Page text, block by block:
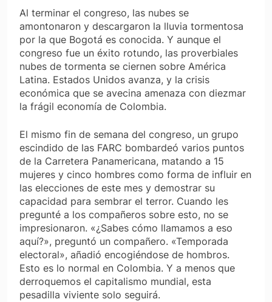
Al terminar el congreso, las nubes se
amontonaron y descargaron la lluvia tormentosa
por la que Bogotá es conocida. Y aunque el
congreso fue un éxito rotundo, las proverbiales
nubes de tormenta se ciernen sobre América
Latina. Estados Unidos avanza, y la crisis
económica que se avecina amenaza con diezmar
la frágil economía de Colombia.
El mismo fin de semana del congreso, un grupo
escindido de las FARC bombardeó varios puntos
de la Carretera Panamericana, matando a 15
mujeres y cinco hombres como forma de influir en
las elecciones de este mes y demostrar su
capacidad para sembrar el terror. Cuando les
pregunté a los compañeros sobre esto, no se
impresionaron. «¿Sabes cómo llamamos a eso
aquí?», preguntó un compañero. «Temporada
electoral», añadió encogiéndose de hombros.
Esto es lo normal en Colombia. Y a menos que
derroquemos el capitalismo mundial, esta
pesadilla viviente solo seguirá.